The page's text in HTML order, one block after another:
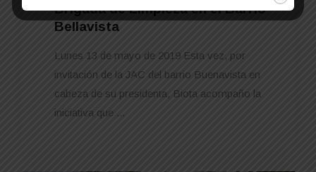
Brigada de Limpieza en el Barrio
Bellavista
Lunes 13 de mayo de 2019 Esta vez, por
invitación de la JAC del barrio Buenavista en
cabeza de su presidenta, Biota acompaño la
iniciativa que ...